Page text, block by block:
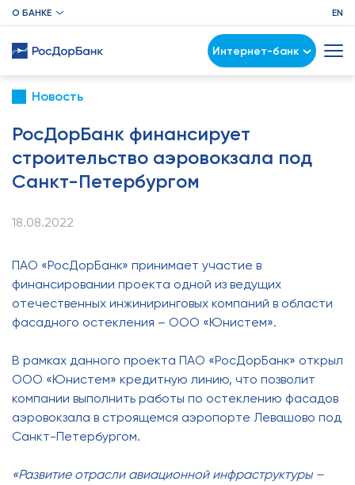
О БАНКЕ EN
Интернет-банк
Новость
РосДорБанк финансирует
строительство аэровокзала под
Санкт-Петербургом
18.08.2022
ПАО «РосДорБанк» принимает участие в
финансировании проекта одной из ведущих
отечественных инжиниринговых компаний в области
фасадного остекления – ООО «Юнистем».
В рамках данного проекта ПАО «РосДорБанк» открыл
ООО «Юнистем» кредитную линию, что позволит
компании выполнить работы по остеклению фасадов
аэровокзала в строящемся аэропорте Левашово под
Санкт-Петербургом.
«Развитие отрасли авиационной инфраструктуры –